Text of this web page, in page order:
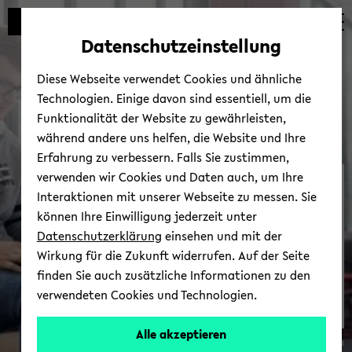
Automatische
vermeiden
skip
main
skip
main
skip
footer
Ter­mi­ne & Fris­ten
Stu­
© Uni­ver­si­tät Bie­le­feld
Datenschutzeinstellung
Diese Webseite verwendet Cookies und ähnliche
Technologien. Einige davon sind essentiell, um die
Funktionalität der Website zu gewährleisten,
während andere uns helfen, die Website und Ihre
Erfahrung zu verbessern. Falls Sie zustimmen,
verwenden wir Cookies und Daten auch, um Ihre
Interaktionen mit unserer Webseite zu messen. Sie
können Ihre Einwilligung jederzeit unter
Datenschutzerklärung einsehen und mit der
Wirkung für die Zukunft widerrufen. Auf der Seite
finden Sie auch zusätzliche Informationen zu den
verwendeten Cookies und Technologien.
Alle akzeptieren